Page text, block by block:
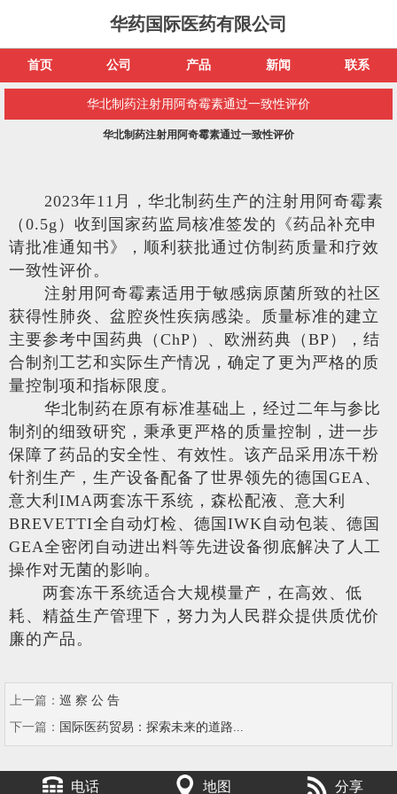
华药国际医药有限公司
首页 公司 产品 新闻 联系
华北制药注射用阿奇霉素通过一致性评价
华北制药注射用阿奇霉素通过一致性评价
2023年11月，华北制药生产的注射用阿奇霉素
（0.5g）收到国家药监局核准签发的《药品补充申
请批准通知书》，顺利获批通过仿制药质量和疗效
一致性评价。
注射用阿奇霉素适用于敏感病原菌所致的社区
获得性肺炎、盆腔炎性疾病感染。质量标准的建立
主要参考中国药典（ChP）、欧洲药典（BP），结
合制剂工艺和实际生产情况，确定了更为严格的质
量控制项和指标限度。
华北制药在原有标准基础上，经过二年与参比
制剂的细致研究，秉承更严格的质量控制，进一步
保障了药品的安全性、有效性。该产品采用冻干粉
针剂生产，生产设备配备了世界领先的德国GEA、
意大利IMA两套冻干系统，森松配液、意大利
BREVETTI全自动灯检、德国IWK自动包装、德国
GEA全密闭自动进出料等先进设备彻底解决了人工
操作对无菌的影响。
两套冻干系统适合大规模量产，在高效、低
耗、精益生产管理下，努力为人民群众提供质优价
廉的产品。
上一篇： 巡 察 公 告
下一篇： 国际医药贸易：探索未来的道路...
电话 地图 分享